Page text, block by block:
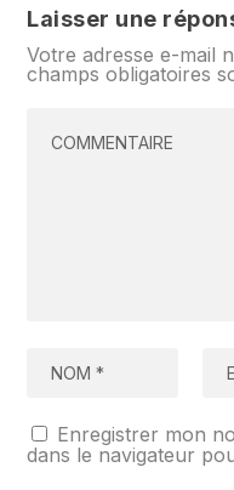
Laisser une
Votre adresse e-mail
champs obligatoires
Enregistrer mon
dans le navigateur